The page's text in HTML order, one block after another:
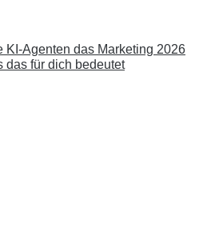
KI-Agenten das Marketing 2026
das für dich bedeutet